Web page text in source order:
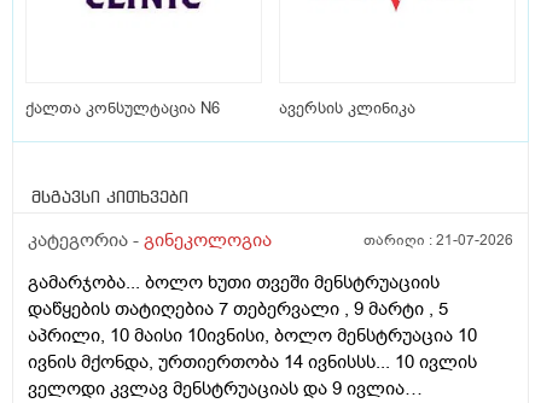
ქალთა კონსულტაცია N6 ავერსის კლინიკა
მსგავსი კითხვები
კატეგორია - გინეკოლოგია თარიღი :21-07-2026
გამარჯობა... ბოლო ხუთი თვეში მენსტრუაციის
დაწყების თატიღებია 7 თებერვალი , 9 მარტი , 5
აპრილი, 10 მაისი 10ივნისი, ბოლო მენსტრუაცია 10
ივნის მქონდა, ურთიერთობა 14 ივნისსს... 10 ივლის
ველოდი კვლავ მენსტრუაციას და 9 ივლია